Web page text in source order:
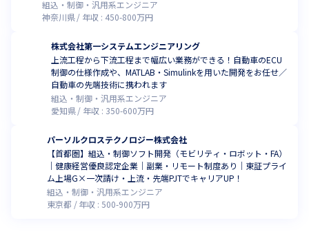
（※いずれも、2024年8月時点）
組込・制御・汎用系エンジニア
神奈川県
年収 : 450-800万円
株式会社第一システムエンジニアリング
上流工程から下流工程まで幅広い業務ができる！自動車のECU
制御の仕様作成や、MATLAB・Simulinkを用いた開発をお任せ／
自動車の先端技術に携われます
組込・制御・汎用系エンジニア
愛知県
年収 : 350-600万円
パーソルクロステクノロジー株式会社
【首都圏】組込・制御ソフト開発（モビリティ・ロボット・FA）
｜健康経営優良認定企業｜副業・リモート制度あり｜東証プライ
ム上場G×一次請け・上流・先端PJTでキャリアUP！
組込・制御・汎用系エンジニア
東京都
年収 : 500-900万円